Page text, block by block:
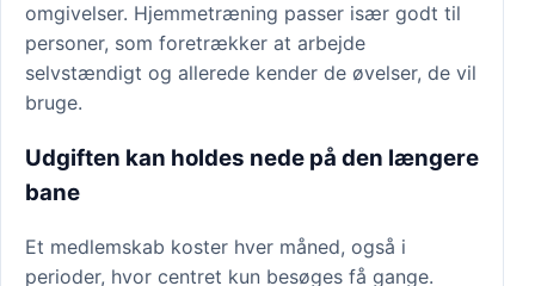
omgivelser. Hjemmetræning passer især godt til
personer, som foretrækker at arbejde
selvstændigt og allerede kender de øvelser, de vil
bruge.
Udgiften kan holdes nede på den længere
bane
Et medlemskab koster hver måned, også i
perioder, hvor centret kun besøges få gange.